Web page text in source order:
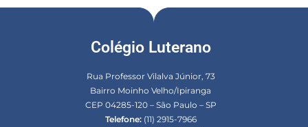
Colégio Luterano
Rua Professor Vilalva Júnior, 73
Bairro Moinho Velho/Ipiranga
CEP 04285-120 – São Paulo – SP
Telefone:(11) 2915-7966